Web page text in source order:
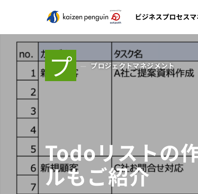
ビジネスプロセス
プ プロジェクトマネジメント
Todoリストの
ルもご紹介